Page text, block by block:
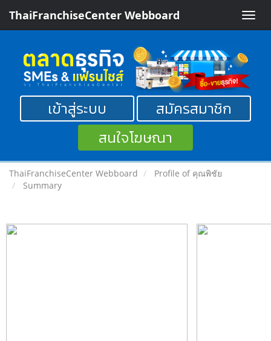
Toggle
ThaiFranchiseCenter Webboard
เข้าสู่ระบบ
สมัครสมาชิก
สนใจโฆษณา
ThaiFranchiseCenter Webboard
Profile of คุณพิชัย
Summary